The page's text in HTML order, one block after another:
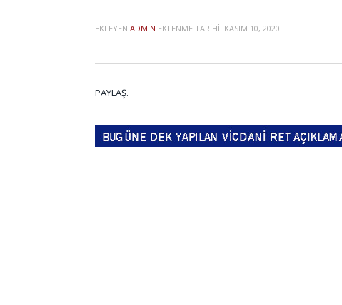
EKLEYEN ADMIN EKLENME TARIHI: KASIM 10, 2020
PAYLAŞ.